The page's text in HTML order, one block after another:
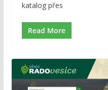
katalog přes
Read More